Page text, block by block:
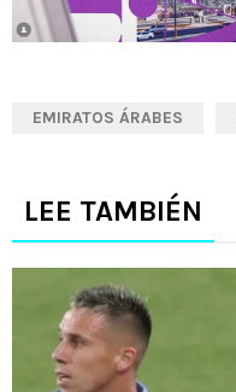
EMIRATOS ÁRABES
LEE TAMBIÉN